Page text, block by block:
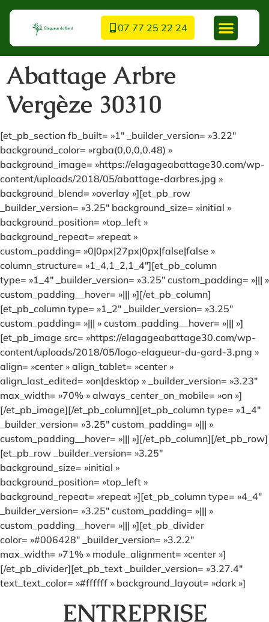
07 77 25 22 24
Abattage Arbre
Vergèze 30310
[et_pb_section fb_built= »1″ _builder_version= »3.22″
background_color= »rgba(0,0,0,0.48) »
background_image= »https://elagageabattage30.com/wp-
content/uploads/2018/05/abattage-darbres.jpg »
background_blend= »overlay »][et_pb_row
_builder_version= »3.25″ background_size= »initial »
background_position= »top_left »
background_repeat= »repeat »
custom_padding= »0|0px|27px|0px|false|false »
column_structure= »1_4,1_2,1_4″][et_pb_column
type= »1_4″ _builder_version= »3.25″ custom_padding= »||| »
custom_padding__hover= »||| »][/et_pb_column]
[et_pb_column type= »1_2″ _builder_version= »3.25″
custom_padding= »||| » custom_padding__hover= »||| »]
[et_pb_image src= »https://elagageabattage30.com/wp-
content/uploads/2018/05/logo-elagueur-du-gard-3.png »
align= »center » align_tablet= »center »
align_last_edited= »on|desktop » _builder_version= »3.23″
max_width= »70% » always_center_on_mobile= »on »]
[/et_pb_image][/et_pb_column][et_pb_column type= »1_4″
_builder_version= »3.25″ custom_padding= »||| »
custom_padding__hover= »||| »][/et_pb_column][/et_pb_row]
[et_pb_row _builder_version= »3.25″
background_size= »initial »
background_position= »top_left »
background_repeat= »repeat »][et_pb_column type= »4_4″
_builder_version= »3.25″ custom_padding= »||| »
custom_padding__hover= »||| »][et_pb_divider
color= »#006428″ _builder_version= »3.2.2″
max_width= »71% » module_alignment= »center »]
[/et_pb_divider][et_pb_text _builder_version= »3.27.4″
text_text_color= »#ffffff » background_layout= »dark »]
ENTREPRISE